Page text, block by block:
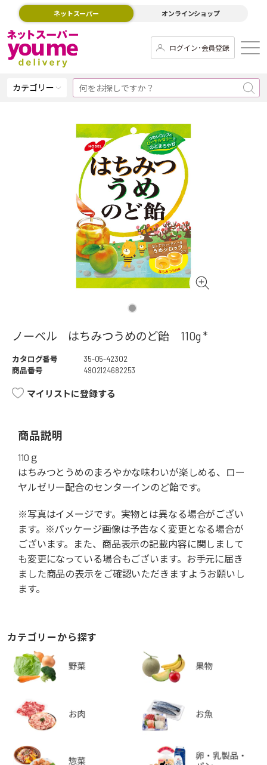
ネットスーパー オンラインショップ
ログイン･会員登録
カテゴリー
ノーベル はちみつうめのど飴 110g *
カタログ番号
35-05-42302
商品番号
4902124682253
マイリストに登録する
商品説明
110ｇ
はちみつとうめのまろやかな味わいが楽しめる、ロー
ヤルゼリー配合のセンターインのど飴です。
※写真はイメージです。実物とは異なる場合がござい
ます。※パッケージ画像は予告なく変更となる場合が
ございます。また、商品表示の記載内容に関しまして
も変更になっている場合もございます。お手元に届き
ました商品の表示をご確認いただきますようお願いし
ます。
カテゴリーから探す